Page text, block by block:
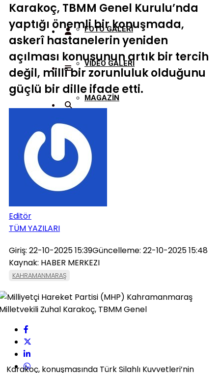
FOTO GALERİ
VİDEO GALERİ
MAGAZİN
Karakoç, TBMM Genel Kurulu’nda
yaptığı önemli bir konuşmada,
askerî hastanelerin yeniden
açılması konusunun artık bir tercih
değil, millî bir zorunluluk olduğunu
güçlü bir dille ifade etti.
Editör
TÜM YAZILARI
Giriş: 22-10-2025 15:39Güncelleme: 22-10-2025 15:48
Kaynak: HABER MERKEZI
KAHRAMANMARAŞ
Karakoç, konuşmasında Türk Silahlı Kuvvetleri’nin